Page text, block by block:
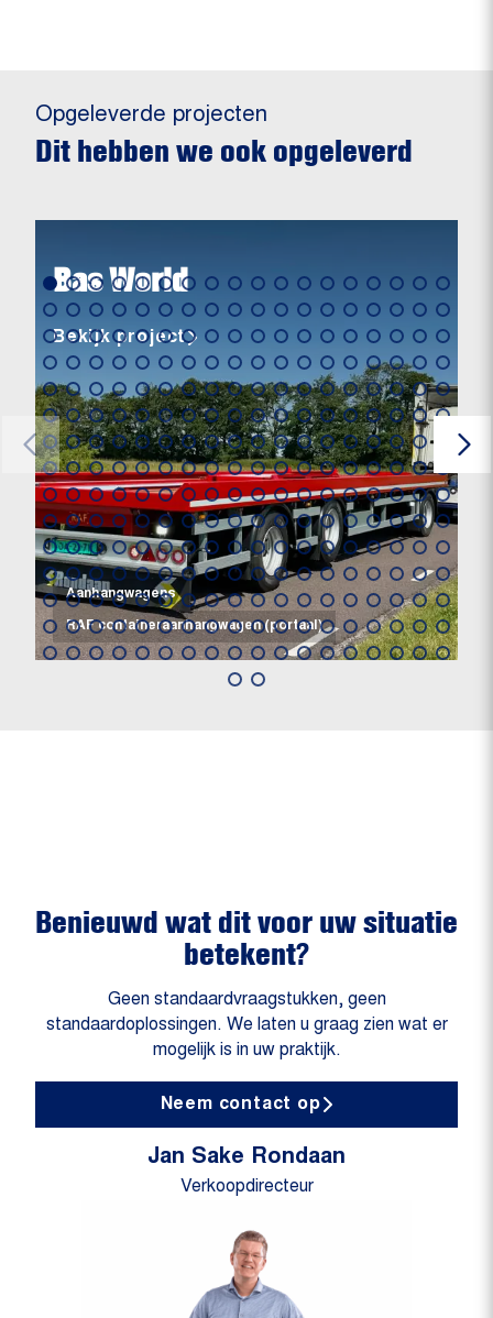
Opgeleverde projecten
Dit hebben we ook opgeleverd
Aanhangwagens
RAF containeraanhangwagen (portaal)
Bas World
Bekijk project
Benieuwd wat dit voor uw situatie
betekent?
Geen standaardvraagstukken, geen
standaardoplossingen. We laten u graag zien wat er
mogelijk is in uw praktijk.
Neem contact op
Jan Sake Rondaan
Verkoopdirecteur